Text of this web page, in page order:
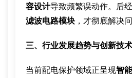
容设计导致频繁误动作。后
滤波电路模块 ，才彻底解决问
三、行业发展趋势与创新技术
当前配电保护领域正呈现智